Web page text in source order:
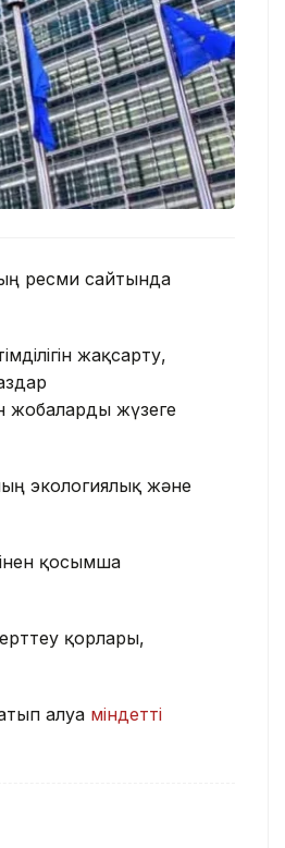
ресми сайтында
жақсарту,
жобаларды жүзеге
экологиялық және
қосымша
қорлары,
алуға міндетті